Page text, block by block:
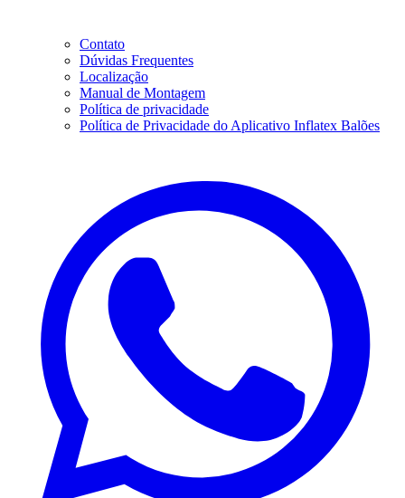
Contato
Dúvidas Frequentes
Localização
Manual de Montagem
Política de privacidade
Política de Privacidade do Aplicativo Inflatex Balões